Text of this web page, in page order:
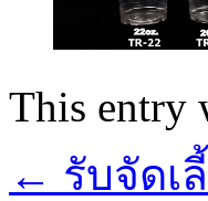
This entry
← รับจัดเ